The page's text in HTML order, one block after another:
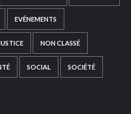
EVÉNEMENTS
NON CLASSÉ
SOCIAL SOCIÉTÉ